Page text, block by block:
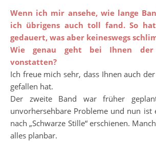
Wenn ich mir ansehe, wie lange
ich übrigens auch toll fand. So
gedauert, was aber keineswegs
Wie genau geht bei Ihnen der
vonstatten?
Ich freue mich sehr, dass Ihnen auch
gefallen hat.
Der zweite Band war früher
unvorhersehbare Probleme und nun ist
nach „Schwarze Stille“ erschienen.
alles planbar.